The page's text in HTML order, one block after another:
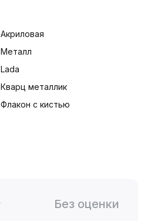
Акриловая
Металл
Lada
Кварц металлик
Флакон с кистью
Без оценки